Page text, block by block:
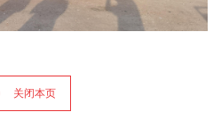
关闭本页